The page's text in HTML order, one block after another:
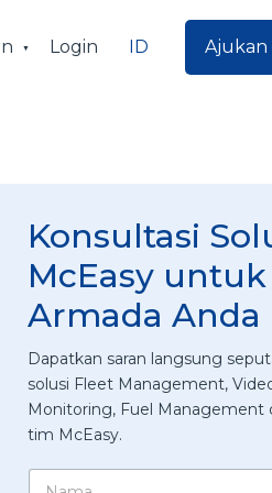
Login ID Ajukan
Konsultasi
McEasy untuk
Armada Anda
Dapatkan saran langsung
solusi Fleet Management,
Monitoring, Fuel Management
tim McEasy.
N